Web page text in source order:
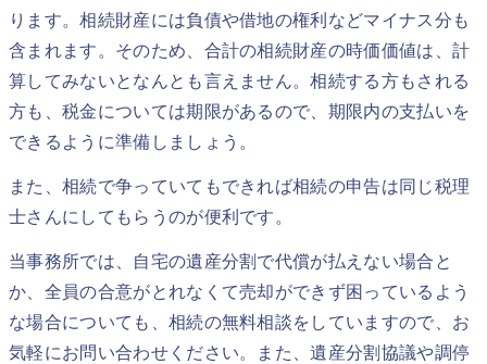
ります。相続財産には負債や借地の権利などマイナス分も
含まれます。そのため、合計の相続財産の時価価値は、計
算してみないとなんとも言えません。相続する方もされる
方も、税金については期限があるので、期限内の支払いを
できるように準備しましょう。
また、相続で争っていてもできれば相続の申告は同じ税理
士さんにしてもらうのが便利です。
当事務所では、自宅の遺産分割で代償が払えない場合と
か、全員の合意がとれなくて売却ができず困っているよう
な場合についても、相続の無料相談をしていますので、お
気軽にお問い合わせください。また、遺産分割協議や調停